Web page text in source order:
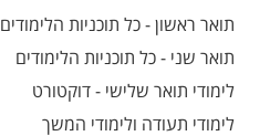
תואר ראשון - כל תוכניות הלימודים
תואר שני - כל תוכניות הלימודים
לימודי תואר שלישי - דוקטורט
לימודי תעודה ולימודי המשך